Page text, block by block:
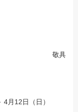
敬具
12日（日）